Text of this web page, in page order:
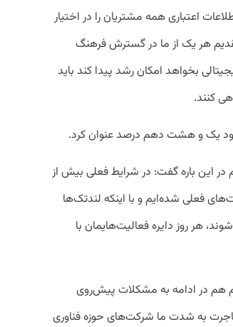
اعتباری همه مشتریان را در اختیار
هر یک از ما در گسترش فرهنگ
بخواهد امکان رشد پیدا کند باید
کنند.
یک و هشت دهم درصد عنوان کرد.
این باره گفت: در شرایط فعلی بیش از
فعلی شده‌ایم و با اینکه لندتک‌ها
هر روز دایره فعالیت‌هایمان با
هم در ادامه به مشکلات پیش‌روی
به شدت ما شرکت‌های حوزه فناوری